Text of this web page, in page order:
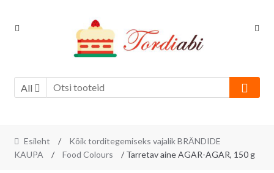
Skip
Skip
All
Esileht /
Kõik torditegemiseks vajalik BRÄNDIDE
KAUPA
/ Food Colours / Tarretav aine AGAR-AGAR, 150 g